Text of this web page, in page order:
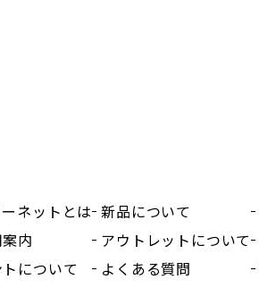
ネットとは
内
について
新品について
アウトレットについて
よくある質問